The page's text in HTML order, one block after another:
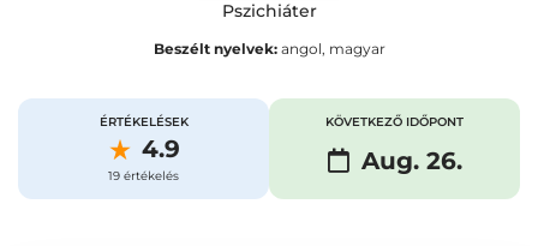
Pszichiáter
Beszélt nyelvek:angol, magyar
ÉRTÉKELÉSEK
4.9
19 értékelés
KÖVETKEZŐ IDŐPONT
Aug. 26.